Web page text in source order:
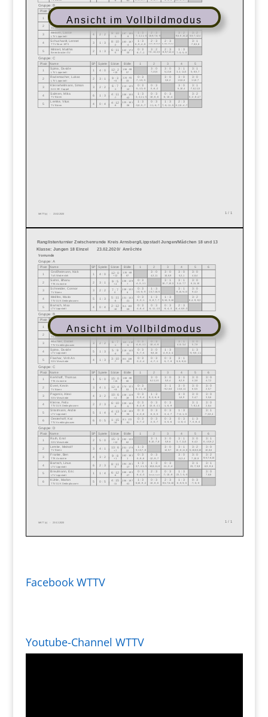
Ansicht im Vollbildmodus
Ansicht im Vollbildmodus
Facebook WTTV
Youtube-Channel WTTV